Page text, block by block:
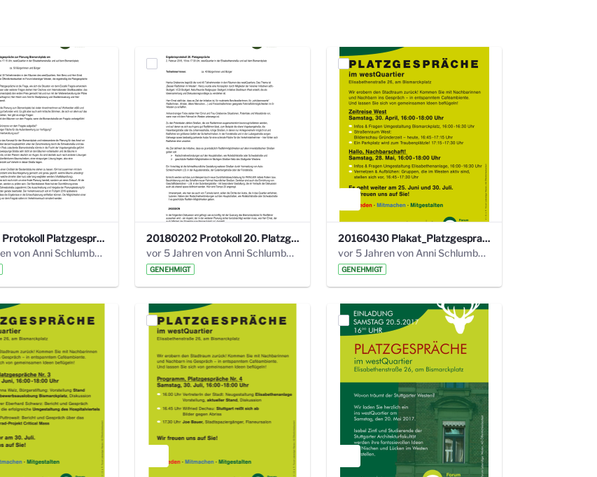
20181112 Protokoll Platzgespräch Bismarckplatz .pdf
vor 5 Jahren von Anni Schlumberger
20180202 Protokoll 20. Platzgespräche FLW. .pdf
vor 5 Jahren von Anni Schlumberger
GENEHMIGT
20160430 Plakat_Platzgespraeche_A5_mail.pdf
vor 5 Jahren von Anni Schlumberger
GENEHMIGT